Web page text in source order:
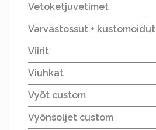
Vetoketjuvetimet
Varvastossut + kustomoidut
Viirit
Viuhkat
Vyöt custom
Vyönsoljet custom